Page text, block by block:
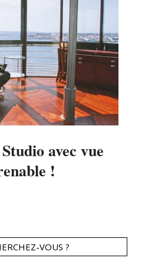
avec vue
!
VOUS ?